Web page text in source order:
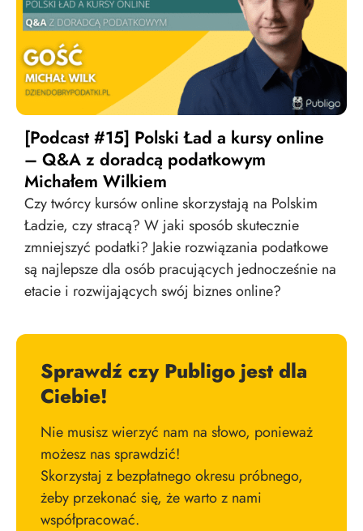
[Podcast #15] Polski Ład a kursy online
– Q&A z doradcą podatkowym
Michałem Wilkiem
Czy twórcy kursów online skorzystają na Polskim
Ładzie, czy stracą? W jaki sposób skutecznie
zmniejszyć podatki? Jakie rozwiązania podatkowe
są najlepsze dla osób pracujących jednocześnie na
etacie i rozwijających swój biznes online?
Sprawdź czy Publigo jest dla
Ciebie!
Nie musisz wierzyć nam na słowo, ponieważ
możesz nas sprawdzić!
Skorzystaj z bezpłatnego okresu próbnego,
żeby przekonać się, że warto z nami
współpracować.